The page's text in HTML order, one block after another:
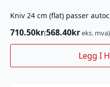
Kniv 24 cm (flat) passer
710.50kr(568.40kreks. mva)
Legg I